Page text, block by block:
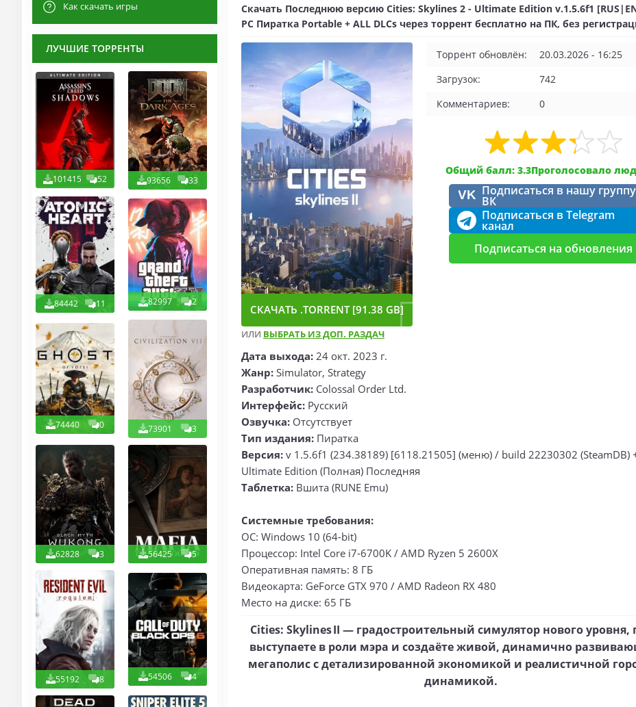
Как скачать игры
ЛУЧШИЕ ТОРРЕНТЫ
101415 52 93656 33
84442 11 82997 2
74440 0 73901 3
62828 3 56425 5
55192 8 54506 4
Скачать Последнюю версию Cities: Skylines 2 - Ultimate Edition v.1.5.6f1
PC Пиратка Portable + ALL DLCs через торрент бесплатно на ПК, без
СКАЧАТЬ .TORRENT [91.38 GB]
ИЛИ ВЫБРАТЬ ИЗ ДОП. РАЗДАЧ
Торрент обновлён:
20.03.2026 - 16:25
Загрузок:
742
Комментариев:
0
Общий балл: 3.3Проголосовало
VK Подписаться в нашу группу
ВК
Подписаться в Telegram
канал
Подписаться на обновления
Дата выхода: 24 окт. 2023 г.
Жанр: Simulator, Strategy
Разработчик: Colossal Order Ltd.
Интерфейс: Русский
Озвучка: Отсутствует
Тип издания: Пиратка
Версия: v 1.5.6f1 (234.38189) [6118.21505] (меню) / build 22230302 (SteamDB)
Ultimate Edition (Полная) Последняя
Таблетка: Вшита (RUNE Emu)
Системные требования:
ОС: Windows 10 (64-bit)
Процессор: Intel Core i7-6700K / AMD Ryzen 5 2600X
Оперативная память: 8 ГБ
Видеокарта: GeForce GTX 970 / AMD Radeon RX 480
Место на диске: 65 ГБ
Cities: Skylines II — градостроительный симулятор нового уровня,
выступаете в роли мэра и создаёте живой, динамично
мегаполис с детализированной экономикой и реалистичной
динамикой.